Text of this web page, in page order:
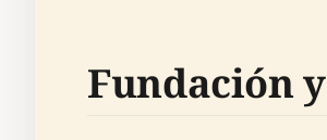
Fundación